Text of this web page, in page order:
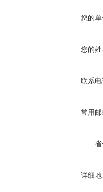
您的单
您的姓
联系电
常用邮
省
详细地